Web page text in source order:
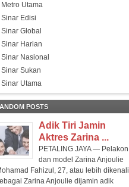
Metro Utama
Sinar Edisi
Sinar Global
Sinar Harian
Sinar Nasional
Sinar Sukan
Sinar Utama
POSTS
Adik Tiri Jamin
Aktres Zarina ...
PETALING JAYA — Pelakon
dan model Zarina Anjoulie
Fahizul, 27, atau lebih dikenali
Zarina Anjoulie dijamin adik